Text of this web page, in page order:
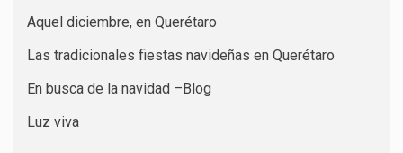
Aquel diciembre, en Querétaro
Las tradicionales fiestas navideñas en Querétaro
En busca de la navidad –Blog
Luz viva